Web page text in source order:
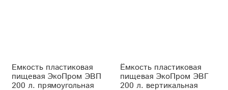
Емкость пластиковая
пищевая ЭкоПром ЭВП
200 л. прямоугольная
Ёмкость пластиковая
пищевая ЭкоПром ЭВГ
200 л. вертикальная